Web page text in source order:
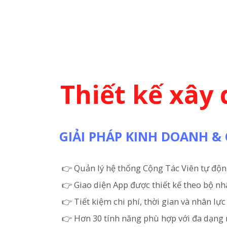
GIẢI PHÁP KINH DOANH
👉 Quản lý hệ thống Cộng Tác Viên tự
👉 Giao diện App được thiết kế theo bộ
👉 Tiết kiệm chi phí, thời gian và nhân
👉 Hơn 30 tính năng phù hợp với đa
Thiết kế